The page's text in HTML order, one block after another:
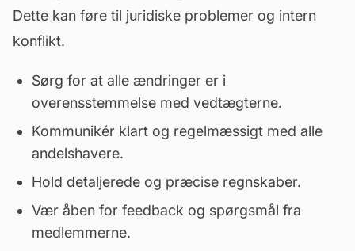
Dette kan føre til juridiske problemer og intern
konflikt.
Sørg for at alle ændringer er i
overensstemmelse med vedtægterne.
Kommunikér klart og regelmæssigt med alle
andelshavere.
Hold detaljerede og præcise regnskaber.
Vær åben for feedback og spørgsmål fra
medlemmerne.